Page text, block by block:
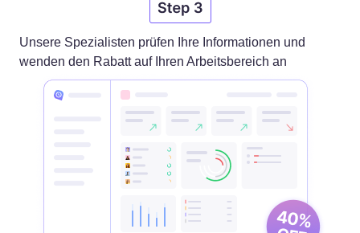
Unsere Spezialisten prüfen Ihre Informationen und
wenden den Rabatt auf Ihren Arbeitsbereich an